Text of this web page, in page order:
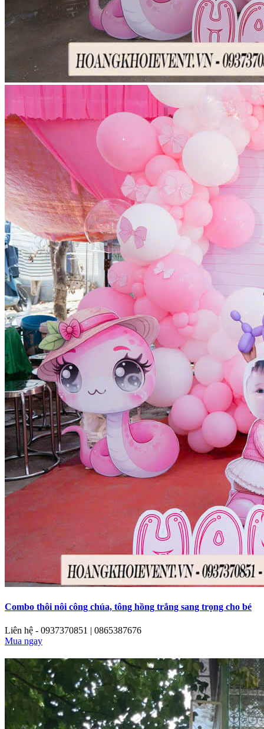
Combo thôi nôi công chúa, tông hồng trắng sang trọng cho bé
Liên hệ - 0937370851 | 0865387676
Mua ngay